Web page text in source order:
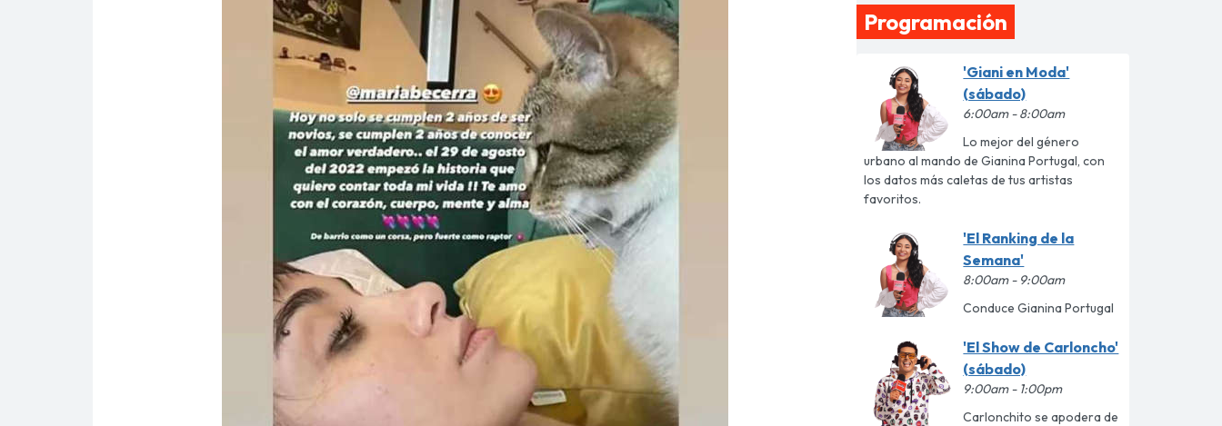
Programación
'Giani en Moda'
(sábado)
6:00am - 8:00am
Lo mejor del género
urbano al mando de Gianina Portugal, con
los datos más caletas de tus artistas
favoritos.
'El Ranking de la
Semana'
8:00am - 9:00am
Conduce Gianina Portugal
'El Show de Carloncho'
(sábado)
9:00am - 1:00pm
Carlonchito se apodera de